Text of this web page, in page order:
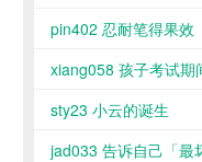
pin402 忍耐笔得果效
xiang058 孩子考试期
sty23 小云的诞生
jad033 告诉自己「最